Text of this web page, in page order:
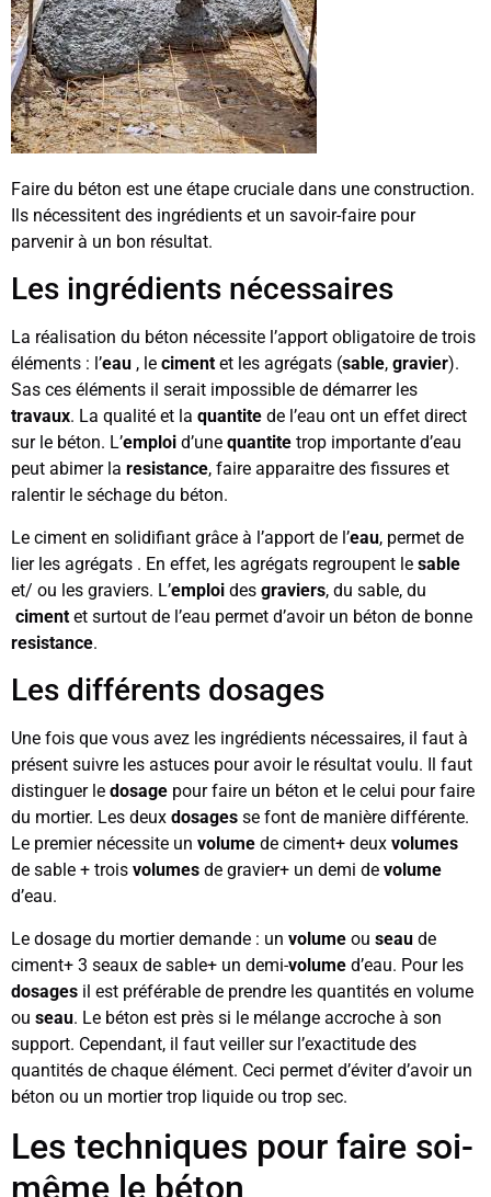
Faire du béton est une étape cruciale dans une construction.
Ils nécessitent des ingrédients et un savoir-faire pour
parvenir à un bon résultat.
Les ingrédients nécessaires
La réalisation du béton nécessite l’apport obligatoire de trois
éléments : l’eau , le ciment et les agrégats (sable, gravier).
Sas ces éléments il serait impossible de démarrer les
travaux. La qualité et la quantite de l’eau ont un effet direct
sur le béton. L’emploi d’une quantite trop importante d’eau
peut abimer la resistance, faire apparaitre des fissures et
ralentir le séchage du béton.
Le ciment en solidifiant grâce à l’apport de l’eau, permet de
lier les agrégats . En effet, les agrégats regroupent le sable
et/ ou les graviers. L’emploi des graviers, du sable, du
ciment et surtout de l’eau permet d’avoir un béton de bonne
resistance.
Les différents dosages
Une fois que vous avez les ingrédients nécessaires, il faut à
présent suivre les astuces pour avoir le résultat voulu. Il faut
distinguer le dosage pour faire un béton et le celui pour faire
du mortier. Les deux dosages se font de manière différente.
Le premier nécessite un volume de ciment+ deux volumes
de sable + trois volumes de gravier+ un demi de volume
d’eau.
Le dosage du mortier demande : un volume ou seau de
ciment+ 3 seaux de sable+ un demi-volume d’eau. Pour les
dosages il est préférable de prendre les quantités en volume
ou seau. Le béton est près si le mélange accroche à son
support. Cependant, il faut veiller sur l’exactitude des
quantités de chaque élément. Ceci permet d’éviter d’avoir un
béton ou un mortier trop liquide ou trop sec.
Les techniques pour faire soi-
même le béton